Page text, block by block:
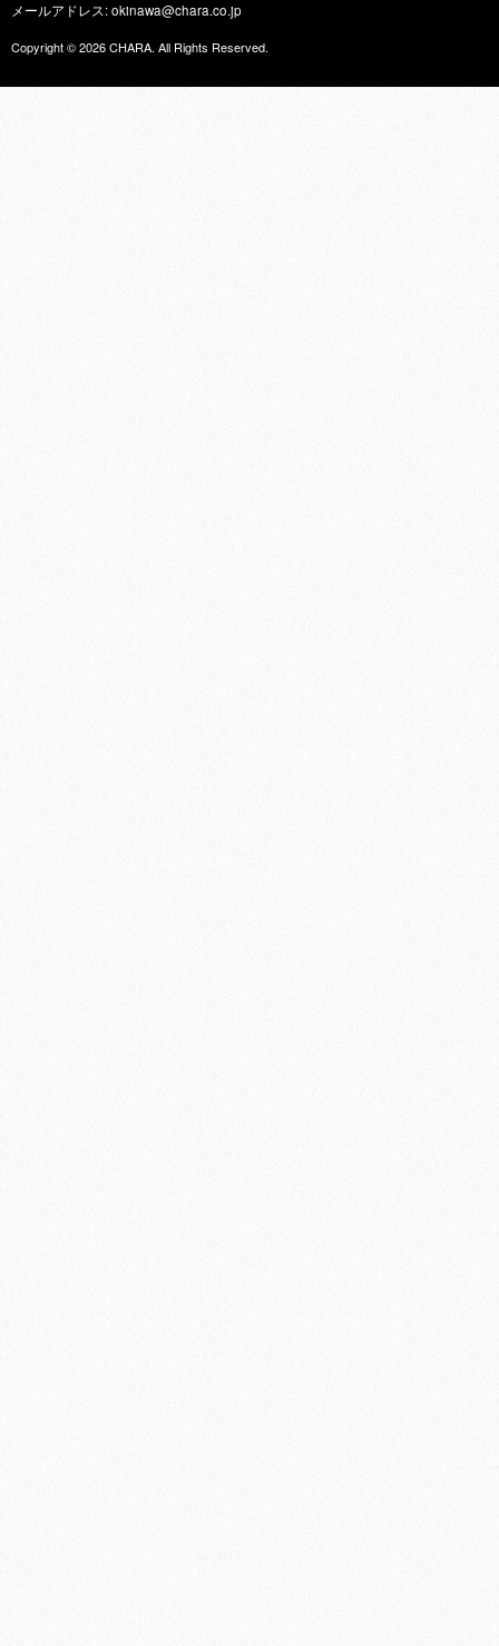
メールアドレス: okinawa@chara.co.jp
Copyright © 2026CHARA. All Rights Reserved.